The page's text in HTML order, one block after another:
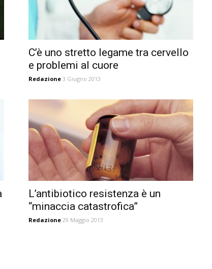
C’è uno stretto legame tra cervello
e problemi al cuore
Redazione 3 Giugno 2013
L’antibiotico resistenza è un
“minaccia catastrofica”
Redazione 29 Maggio 2013